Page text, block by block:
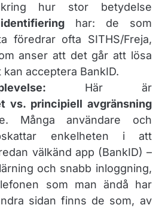
hur stor betydelse
har: de som
föredrar ofta SITHS/Freja,
anser att det går att lösa
kan acceptera BankID.
Här är
vs. principiell avgränsning
Många användare och
enkelheten i att
välkänd app (BankID) –
och snabb inloggning,
som man ändå har
sidan finns de som, av